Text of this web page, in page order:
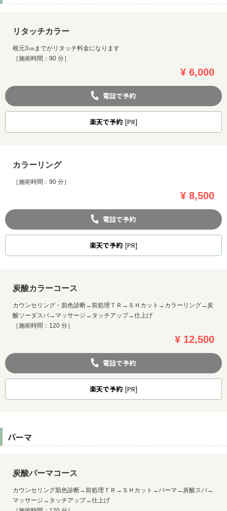
リタッチカラー
根元3㎝までがリタッチ料金になります
［施術時間：90 分］
¥ 6,000
電話で予約
楽天で予約 [PR]
カラーリング
［施術時間：90 分］
¥ 8,500
電話で予約
楽天で予約 [PR]
炭酸カラーコース
カウンセリング・肌色診断→前処理ＴＲ→ＳＨカット→カラーリング→炭
酸ソーダスパ→マッサージ→タッチアップ→仕上げ
［施術時間：120 分］
¥ 12,500
電話で予約
楽天で予約 [PR]
パーマ
炭酸パーマコース
カウンセリング肌色診断→前処理ＴＲ→ＳＨカット→パーマ→炭酸スパ→
マッサージ→タッチアップ→仕上げ